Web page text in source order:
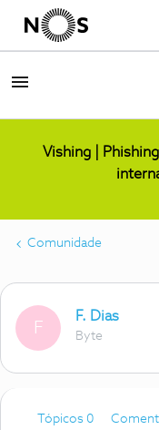
Vishing |
Comunidade
F
F. Dias
Byte
Tópicos 0